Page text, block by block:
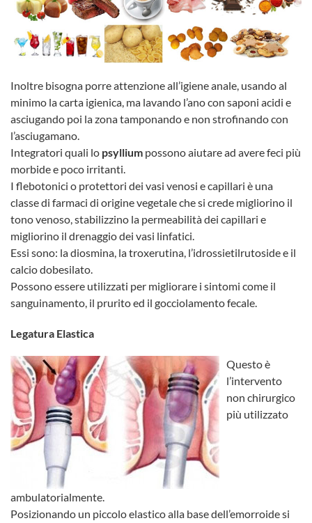
Inoltre bisogna porre attenzione all’igiene anale, usando al
minimo la carta igienica, ma lavando l’ano con saponi acidi e
asciugando poi la zona tamponando e non strofinando con
l’asciugamano.
Integratori quali lo psyllium possono aiutare ad avere feci più
morbide e poco irritanti.
I flebotonici o protettori dei vasi venosi e capillari è una
classe di farmaci di origine vegetale che si crede migliorino il
tono venoso, stabilizzino la permeabilità dei capillari e
migliorino il drenaggio dei vasi linfatici.
Essi sono: la diosmina, la troxerutina, l’idrossietilrutoside e il
calcio dobesilato.
Possono essere utilizzati per migliorare i sintomi come il
sanguinamento, il prurito ed il gocciolamento fecale.
Legatura Elastica
Questo è
l’intervento
non chirurgico
più utilizzato
ambulatorialmente.
Posizionando un piccolo elastico alla base dell’emorroide si